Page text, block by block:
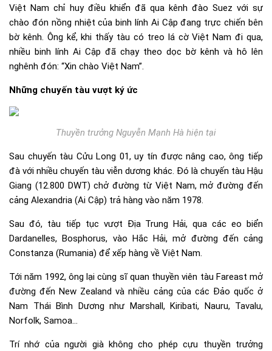
Việt Nam chỉ huy điều khiển đã qua kênh đào Suez với sự
chào đón nồng nhiệt của binh lính Ai Cập đang trực chiến bên
bờ kênh. Ông kể, khi thấy tàu có treo lá cờ Việt Nam đi qua,
nhiều binh lính Ai Cập đã chạy theo dọc bờ kênh và hô lên
nghênh đón: “Xin chào Việt Nam”.
Những chuyến tàu vượt ký ức
Thuyền trưởng Nguyễn Mạnh Hà hiện tại
Sau chuyến tàu Cửu Long 01, uy tín được nâng cao, ông tiếp
đà với nhiều chuyến tàu viễn dương khác. Đó là chuyến tàu Hậu
Giang (12.800 DWT) chở đường từ Việt Nam, mở đường đến
cảng Alexandria (Ai Cập) trả hàng vào năm 1978.
Sau đó, tàu tiếp tục vượt Địa Trung Hải, qua các eo biển
Dardanelles, Bosphorus, vào Hắc Hải, mở đường đến cảng
Constanza (Rumania) để xếp hàng về Việt Nam.
Tới năm 1992, ông lại cùng sĩ quan thuyền viên tàu Fareast mở
đường đến New Zealand và nhiều cảng của các Đảo quốc ở
Nam Thái Bình Dương như Marshall, Kiribati, Nauru, Tavalu,
Norfolk, Samoa…
Trí nhớ của người già không cho phép cựu thuyền trưởng